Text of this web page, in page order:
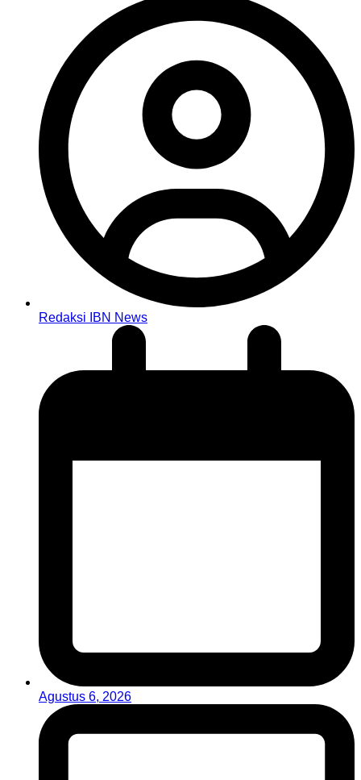
Redaksi IBN News
Agustus 6, 2026